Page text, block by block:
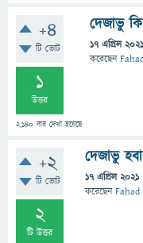
+4
টি ভোট
1
উত্তর
2,140 বার দেখা হয়েছে
দেজাভু
17 এপ্রিল 2021
করেছেন
+2
টি ভোট
2
টি উত্তর
দেজাভু
17 এপ্রিল 2021
করেছেন